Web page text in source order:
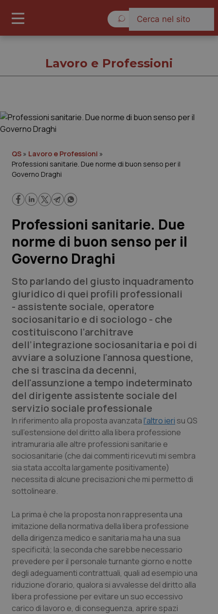
Governo e Parlamento
Regioni e Asl
Lavoro e Professioni
Scienza e Farmaci
Studi e Analisi
Lettere al direttore
Edizioni Regionali
QS Pro
Professionisti Sanitari.AI
Abruzzo
Basilicata
Calabria
Campania
Emilia-Romagna
Friuli Venezia Giulia
Lazio
Liguria
Lombardia
QS Pro Gold
Artrite & artrosi
Asma & BPCO
Car-T
Colesterolo & coronaropatie
Dermatite Atopica
Diabete & glucometri
Disturbi dell’umore
Dolore
QS Club Newsletter
Lavoro e Professioni
QS » Lavoro e Professioni »
Professioni sanitarie. Due norme di buon senso per il
Governo Draghi
Professioni sanitarie. Due
norme di buon senso per il
Governo Draghi
Sto parlando del giusto inquadramento
giuridico di quei profili professionali
- assistente sociale, operatore
sociosanitario e di sociologo - che
costituiscono l’architrave
dell’integrazione sociosanitaria e poi di
avviare a soluzione l'annosa questione,
che si trascina da decenni,
dell'assunzione a tempo indeterminato
del dirigente assistente sociale del
servizio sociale professionale
In riferimento alla proposta avanzatal'altro ieri su QS
sull’estensione del diritto alla libera professione
intramuraria alle altre professioni sanitarie e
sociosanitarie (che dai commenti ricevuti mi sembra
sia stata accolta largamente positivamente)
necessita di alcune precisazioni che mi permetto di
sottolineare.
La prima è che la proposta non rappresenta una
imitazione della normativa della libera professione
della dirigenza medico e sanitaria ma ha una sua
specificità; la seconda che sarebbe necessario
prevedere per il personale turnante giorno e notte
degli adeguamenti contrattuali, quali ad esempio una
riduzione d’orario, qualora si avvalesse del diritto alla
libera professione per evitare un suo eccessivo
carico di lavoro e, di conseguenza, aprire spazi